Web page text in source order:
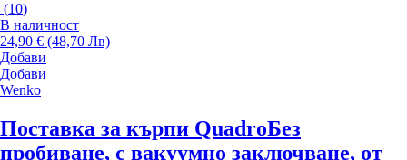
(10)
В наличност
24,90 € (48,70 Лв)
Добави
Добави
Wenko
Поставка за кърпи QuadroБез
пробиване, с вакуумно заключване, от